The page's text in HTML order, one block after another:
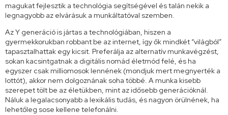
magukat fejlesztik a technológia segítségével és talán nekik a
legnagyobb az elvárásuk a munkáltatóval szemben.
Az Y generáció is jártas a technológiában, hiszen a
gyermekkorukban robbant be az internet, így ők mindkét “világból”
tapasztalhattak egy kicsit. Preferálja az alternatív munkavégzést,
sokan kacsintgatnak a digitális nomád életmód felé, és ha
egyszer csak milliomosok lennének (mondjuk mert megnyerték a
lottót), akkor nem dolgoznának soha többé. A munka kisebb
szerepet tölt be az életükben, mint az idősebb generációknál.
Náluk a legalacsonyabb a lexikális tudás, és nagyon örülnének, ha
lehetőleg sose kellene telefonálni.